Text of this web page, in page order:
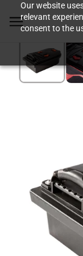
Our website
relevant
consent to the